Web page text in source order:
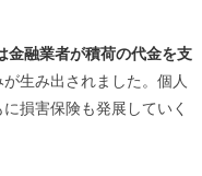
金融業者が積荷の代金を支
が生み出されました。個人
損害保険も発展していく